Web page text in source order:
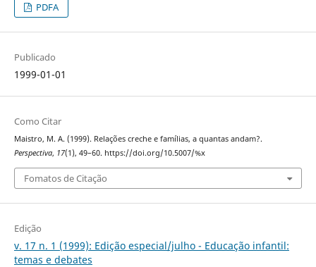
PDFA
Publicado
1999-01-01
Como Citar
Maistro, M. A. (1999). Relações creche e famílias, a quantas andam?.
Perspectiva, 17(1), 49–60. https://doi.org/10.5007/%x
Fomatos de Citação
Edição
v. 17 n. 1 (1999): Edição especial/julho - Educação infantil:
temas e debates